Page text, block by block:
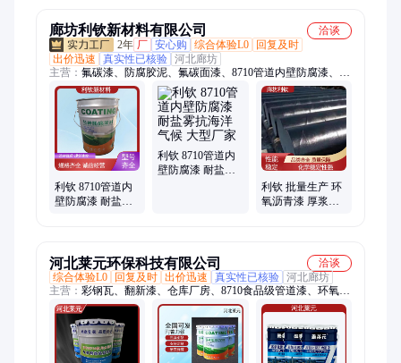
廊坊利钦新材料有限公司
洽谈
2年 厂 安心购 综合体验L0
回复及时
出价迅速
真实性已核验 河北廊坊
主营： 氟碳漆、防腐胶泥、氟碳面漆、8710管道内壁防腐漆、防
水涂料、丙烯酸面漆、环氧富锌漆、环氧煤沥青漆、聚氨酯防腐
漆、环氧树脂涂料、丙烯酸树脂漆、玻璃鳞片胶泥、特种氰凝涂
料、环氧富锌底漆、玻璃鳞片涂料、氟碳金属防腐漆、环氧富锌
防锈漆、8710饮用水涂料、环氧乙烯基树脂、环氧沥青漆、聚脲
防水涂料、水泥基渗透结晶、三布五油防腐施工、环氧云铁中间
漆
利钦 8710管道内
壁防腐漆 耐盐雾
利钦 8710管道内
壁防腐漆 耐盐雾
利钦 批量生产 环
氧沥青漆 厚浆双
河北莱元环保科技有限公司
洽谈
综合体验L0
回复及时 出价迅速 真实性已核验 河北廊坊
主营： 彩钢瓦、翻新漆、仓库厂房、8710食品级管道漆、环氧涂
料、水性油漆、防腐面漆、环氧面漆、聚氨酯面漆、丙烯酸面
漆、钢结构厂房、环氧沥青漆、硅酸锌底漆、水性工业漆、水性
工业涂料、氯化橡胶面漆、环氧煤沥青漆、环氧锌黄底漆、环氧
渗透底漆、无机富锌底漆、玻璃鳞片胶泥、丙烯酸防腐漆、环氧